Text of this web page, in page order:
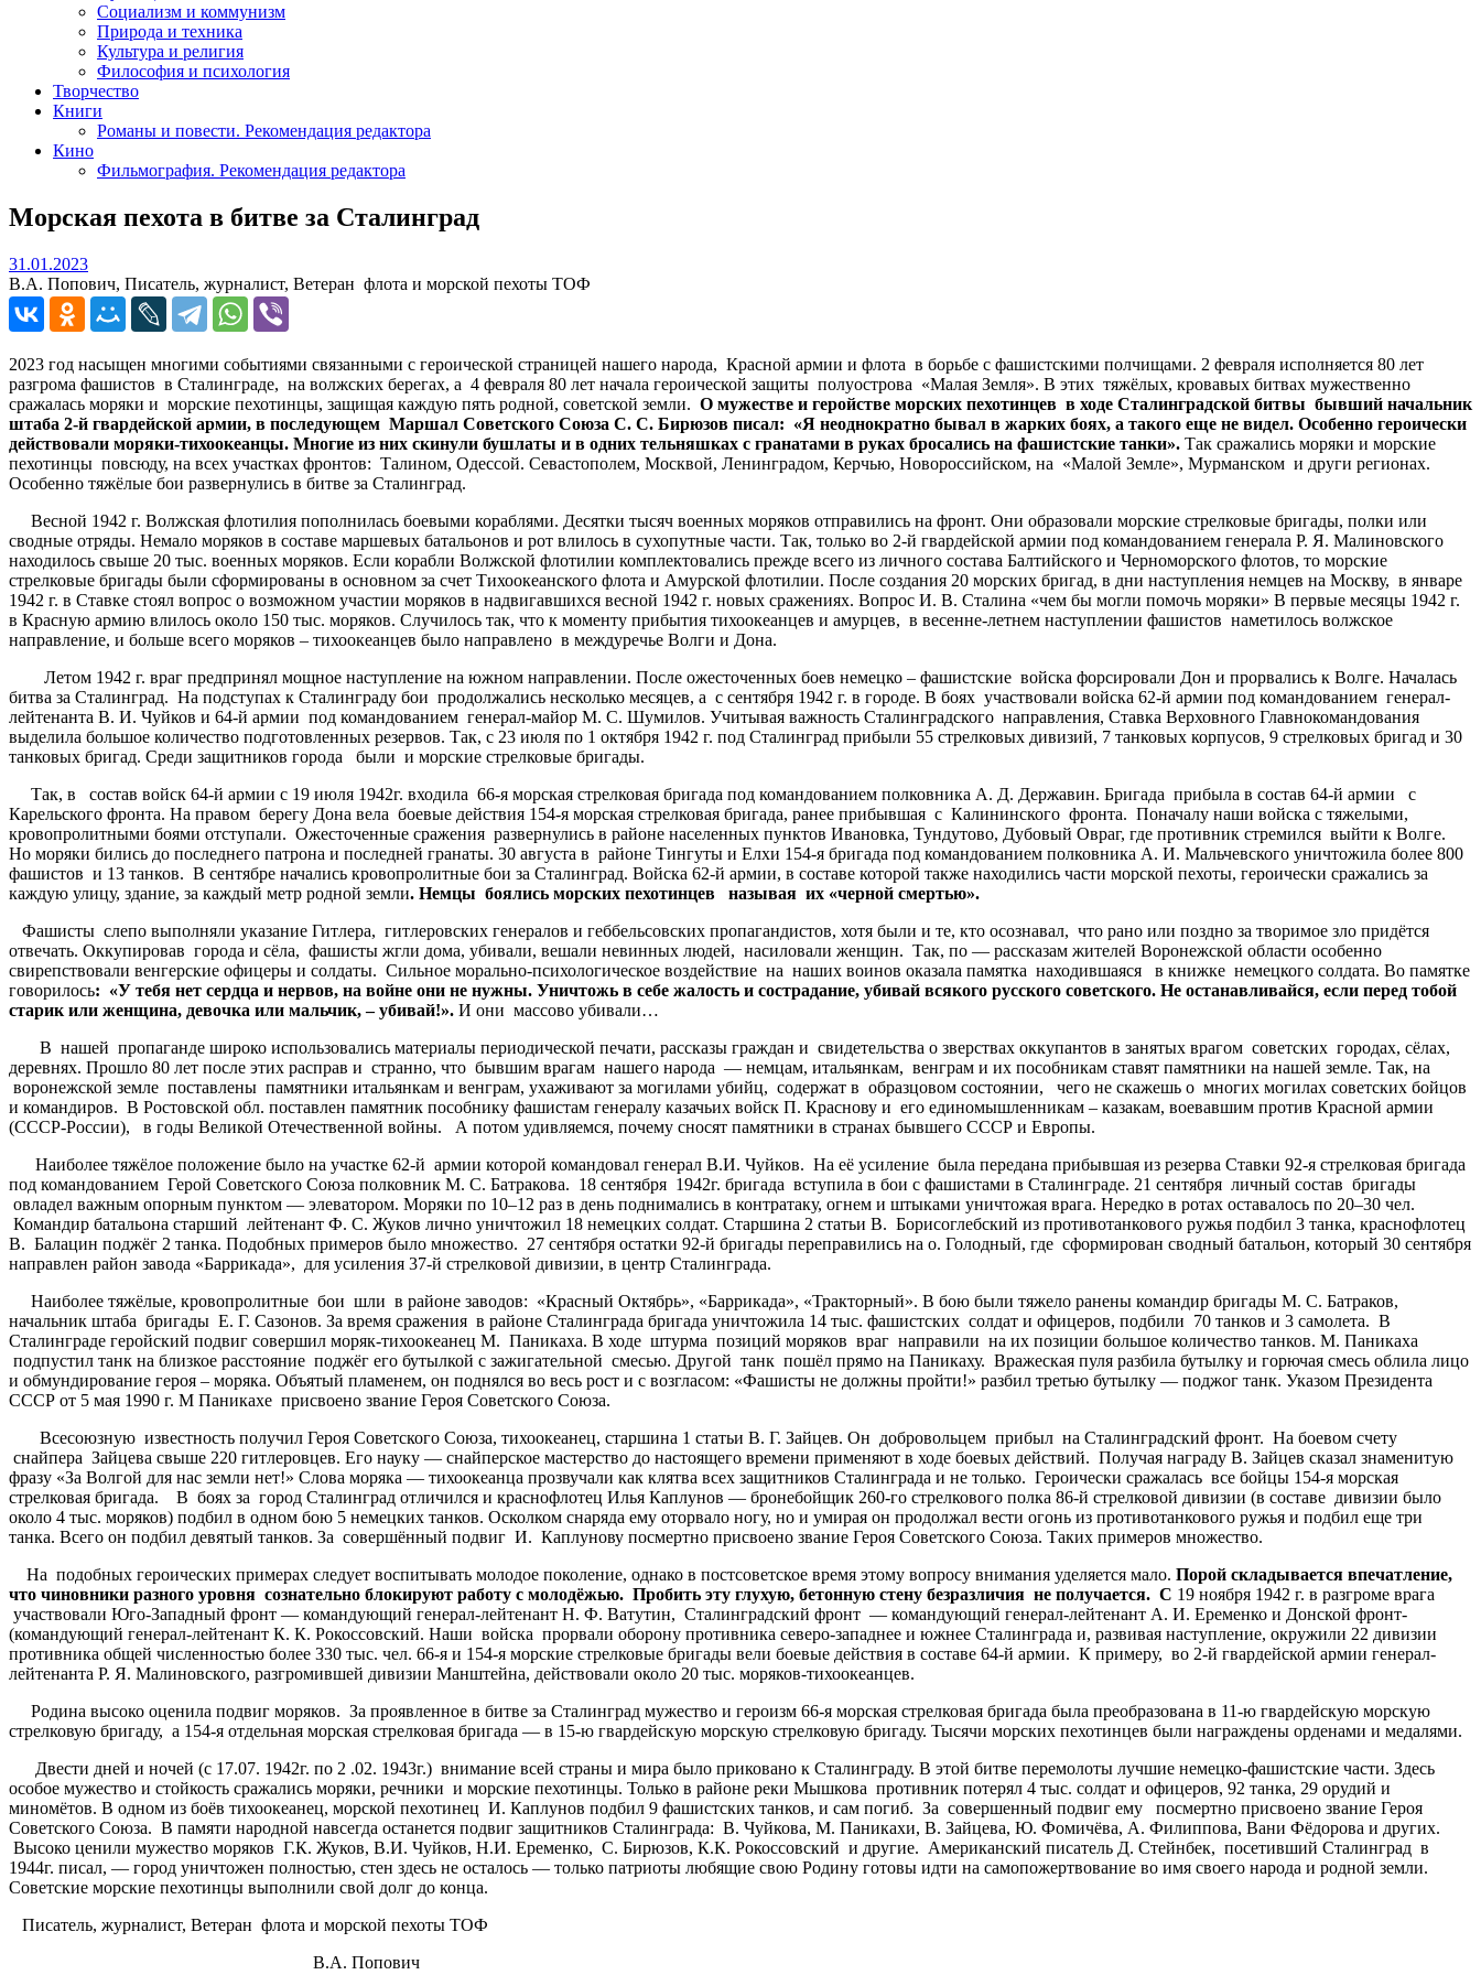
Социализм и коммунизм
Природа и техника
Культура и религия
Философия и психология
Творчество
Книги
Романы и повести. Рекомендация редактора
Кино
Фильмография. Рекомендация редактора
Морская пехота в битве за Сталинград
31.01.202331.01.2023
В.А. Попович, Писатель, журналист, Ветеран флота и морской пехоты ТОФ
2023 год насыщен многими событиями связанными с героической страницей нашего народа, Красной армии и флота в борьбе с фашистскими полчищами. 2 февраля исполняется 80 лет
разгрома фашистов в Сталинграде, на волжских берегах, а 4 февраля 80 лет начала героической защиты полуострова «Малая Земля». В этих тяжёлых, кровавых битвах мужественно
сражалась моряки и морские пехотинцы, защищая каждую пять родной, советской земли. О мужестве и геройстве морских пехотинцев в ходе Сталинградской битвы бывший начальник
штаба 2-й гвардейской армии, в последующем Маршал Советского Союза С. С. Бирюзов писал: «Я неоднократно бывал в жарких боях, а такого еще не видел. Особенно героически
действовали моряки-тихоокеанцы. Многие из них скинули бушлаты и в одних тельняшках с гранатами в руках бросались на фашистские танки». Так сражались моряки и морские
пехотинцы повсюду, на всех участках фронтов: Талином, Одессой. Севастополем, Москвой, Ленинградом, Керчью, Новороссийском, на «Малой Земле», Мурманском и други регионах.
Особенно тяжёлые бои развернулись в битве за Сталинград.
Весной 1942 г. Волжская флотилия пополнилась боевыми кораблями. Десятки тысяч военных моряков отправились на фронт. Они образовали морские стрелковые бригады, полки или
сводные отряды. Немало моряков в составе маршевых батальонов и рот влилось в сухопутные части. Так, только во 2-й гвардейской армии под командованием генерала Р. Я. Малиновского
находилось свыше 20 тыс. военных моряков. Если корабли Волжской флотилии комплектовались прежде всего из личного состава Балтийского и Черноморского флотов, то морские
стрелковые бригады были сформированы в основном за счет Тихоокеанского флота и Амурской флотилии. После создания 20 морских бригад, в дни наступления немцев на Москву, в январе
1942 г. в Ставке стоял вопрос о возможном участии моряков в надвигавшихся весной 1942 г. новых сражениях. Вопрос И. В. Сталина «чем бы могли помочь моряки» В первые месяцы 1942 г.
в Красную армию влилось около 150 тыс. моряков. Случилось так, что к моменту прибытия тихоокеанцев и амурцев, в весенне-летнем наступлении фашистов наметилось волжское
направление, и больше всего моряков – тихоокеанцев было направлено в междуречье Волги и Дона.
Летом 1942 г. враг предпринял мощное наступление на южном направлении. После ожесточенных боев немецко – фашистские войска форсировали Дон и прорвались к Волге. Началась
битва за Сталинград. На подступах к Сталинграду бои продолжались несколько месяцев, а с сентября 1942 г. в городе. В боях участвовали войска 62-й армии под командованием генерал-
лейтенанта В. И. Чуйков и 64-й армии под командованием генерал-майор М. С. Шумилов. Учитывая важность Сталинградского направления, Ставка Верховного Главнокомандования
выделила большое количество подготовленных резервов. Так, с 23 июля по 1 октября 1942 г. под Сталинград прибыли 55 стрелковых дивизий, 7 танковых корпусов, 9 стрелковых бригад и 30
танковых бригад. Среди защитников города были и морские стрелковые бригады.
Так, в состав войск 64-й армии с 19 июля 1942г. входила 66-я морская стрелковая бригада под командованием полковника А. Д. Державин. Бригада прибыла в состав 64-й армии с
Карельского фронта. На правом берегу Дона вела боевые действия 154-я морская стрелковая бригада, ранее прибывшая с Калининского фронта. Поначалу наши войска с тяжелыми,
кровопролитными боями отступали. Ожесточенные сражения развернулись в районе населенных пунктов Ивановка, Тундутово, Дубовый Овраг, где противник стремился выйти к Волге.
Но моряки бились до последнего патрона и последней гранаты. 30 августа в районе Тингуты и Елхи 154-я бригада под командованием полковника А. И. Мальчевского уничтожила более 800
фашистов и 13 танков. В сентябре начались кровопролитные бои за Сталинград. Войска 62-й армии, в составе которой также находились части морской пехоты, героически сражались за
каждую улицу, здание, за каждый метр родной земли. Немцы боялись морских пехотинцев называя их «черной смертью».
Фашисты слепо выполняли указание Гитлера, гитлеровских генералов и геббельсовских пропагандистов, хотя были и те, кто осознавал, что рано или поздно за творимое зло придётся
отвечать. Оккупировав города и сёла, фашисты жгли дома, убивали, вешали невинных людей, насиловали женщин. Так, по — рассказам жителей Воронежской области особенно
свирепствовали венгерские офицеры и солдаты. Сильное морально-психологическое воздействие на наших воинов оказала памятка находившаяся в книжке немецкого солдата. Во памятке
говорилось: «У тебя нет сердца и нервов, на войне они не нужны. Уничтожь в себе жалость и сострадание, убивай всякого русского советского. Не останавливайся, если перед тобой
старик или женщина, девочка или мальчик, – убивай!». И они массово убивали…
В нашей пропаганде широко использовались материалы периодической печати, рассказы граждан и свидетельства о зверствах оккупантов в занятых врагом советских городах, сёлах,
деревнях. Прошло 80 лет после этих расправ и странно, что бывшим врагам нашего народа — немцам, итальянкам, венграм и их пособникам ставят памятники на нашей земле. Так, на
воронежской земле поставлены памятники итальянкам и венграм, ухаживают за могилами убийц, содержат в образцовом состоянии, чего не скажешь о многих могилах советских бойцов
и командиров. В Ростовской обл. поставлен памятник пособнику фашистам генералу казачьих войск П. Краснову и его единомышленникам – казакам, воевавшим против Красной армии
(СССР-России), в годы Великой Отечественной войны. А потом удивляемся, почему сносят памятники в странах бывшего СССР и Европы.
Наиболее тяжёлое положение было на участке 62-й армии которой командовал генерал В.И. Чуйков. На её усиление была передана прибывшая из резерва Ставки 92-я стрелковая бригада
под командованием Герой Советского Союза полковник М. С. Батракова. 18 сентября 1942г. бригада вступила в бои с фашистами в Сталинграде. 21 сентября личный состав бригады
овладел важным опорным пунктом — элеватором. Моряки по 10–12 раз в день поднимались в контратаку, огнем и штыками уничтожая врага. Нередко в ротах оставалось по 20–30 чел.
Командир батальона старший лейтенант Ф. С. Жуков лично уничтожил 18 немецких солдат. Старшина 2 статьи В. Борисоглебский из противотанкового ружья подбил 3 танка, краснофлотец
В. Балацин поджёг 2 танка. Подобных примеров было множество. 27 сентября остатки 92-й бригады переправились на о. Голодный, где сформирован сводный батальон, который 30 сентября
направлен район завода «Баррикада», для усиления 37-й стрелковой дивизии, в центр Сталинграда.
Наиболее тяжёлые, кровопролитные бои шли в районе заводов: «Красный Октябрь», «Баррикада», «Тракторный». В бою были тяжело ранены командир бригады М. С. Батраков,
начальник штаба бригады Е. Г. Сазонов. За время сражения в районе Сталинграда бригада уничтожила 14 тыс. фашистских солдат и офицеров, подбили 70 танков и 3 самолета. В
Сталинграде геройский подвиг совершил моряк-тихоокеанец М. Паникаха. В ходе штурма позиций моряков враг направили на их позиции большое количество танков. М. Паникаха
подпустил танк на близкое расстояние поджёг его бутылкой с зажигательной смесью. Другой танк пошёл прямо на Паникаху. Вражеская пуля разбила бутылку и горючая смесь облила лицо
и обмундирование героя – моряка. Объятый пламенем, он поднялся во весь рост и с возгласом: «Фашисты не должны пройти!» разбил третью бутылку — поджог танк. Указом Президента
СССР от 5 мая 1990 г. М Паникахе присвоено звание Героя Советского Союза.
Всесоюзную известность получил Героя Советского Союза, тихоокеанец, старшина 1 статьи В. Г. Зайцев. Он добровольцем прибыл на Сталинградский фронт. На боевом счету
снайпера Зайцева свыше 220 гитлеровцев. Его науку — снайперское мастерство до настоящего времени применяют в ходе боевых действий. Получая награду В. Зайцев сказал знаменитую
фразу «За Волгой для нас земли нет!» Слова моряка — тихоокеанца прозвучали как клятва всех защитников Сталинграда и не только. Героически сражалась все бойцы 154-я морская
стрелковая бригада. В боях за город Сталинград отличился и краснофлотец Илья Каплунов — бронебойщик 260-го стрелкового полка 86-й стрелковой дивизии (в составе дивизии было
около 4 тыс. моряков) подбил в одном бою 5 немецких танков. Осколком снаряда ему оторвало ногу, но и умирая он продолжал вести огонь из противотанкового ружья и подбил еще три
танка. Всего он подбил девятый танков. За совершённый подвиг И. Каплунову посмертно присвоено звание Героя Советского Союза. Таких примеров множество.
На подобных героических примерах следует воспитывать молодое поколение, однако в постсоветское время этому вопросу внимания уделяется мало. Порой складывается впечатление,
что чиновники разного уровня сознательно блокируют работу с молодёжью. Пробить эту глухую, бетонную стену безразличия не получается. С 19 ноября 1942 г. в разгроме врага
участвовали Юго-Западный фронт — командующий генерал-лейтенант Н. Ф. Ватутин, Сталинградский фронт — командующий генерал-лейтенант А. И. Еременко и Донской фронт-
(командующий генерал-лейтенант К. К. Рокоссовский. Наши войска прорвали оборону противника северо-западнее и южнее Сталинграда и, развивая наступление, окружили 22 дивизии
противника общей численностью более 330 тыс. чел. 66-я и 154-я морские стрелковые бригады вели боевые действия в составе 64-й армии. К примеру, во 2-й гвардейской армии генерал-
лейтенанта Р. Я. Малиновского, разгромившей дивизии Манштейна, действовали около 20 тыс. моряков-тихоокеанцев.
Родина высоко оценила подвиг моряков. За проявленное в битве за Сталинград мужество и героизм 66-я морская стрелковая бригада была преобразована в 11-ю гвардейскую морскую
стрелковую бригаду, а 154-я отдельная морская стрелковая бригада — в 15-ю гвардейскую морскую стрелковую бригаду. Тысячи морских пехотинцев были награждены орденами и медалями.
Двести дней и ночей (с 17.07. 1942г. по 2 .02. 1943г.) внимание всей страны и мира было приковано к Сталинграду. В этой битве перемолоты лучшие немецко-фашистские части. Здесь
особое мужество и стойкость сражались моряки, речники и морские пехотинцы. Только в районе реки Мышкова противник потерял 4 тыс. солдат и офицеров, 92 танка, 29 орудий и
миномётов. В одном из боёв тихоокеанец, морской пехотинец И. Каплунов подбил 9 фашистских танков, и сам погиб. За совершенный подвиг ему посмертно присвоено звание Героя
Советского Союза. В памяти народной навсегда останется подвиг защитников Сталинграда: В. Чуйкова, М. Паникахи, В. Зайцева, Ю. Фомичёва, А. Филиппова, Вани Фёдорова и других.
Высоко ценили мужество моряков Г.К. Жуков, В.И. Чуйков, Н.И. Еременко, С. Бирюзов, К.К. Рокоссовский и другие. Американский писатель Д. Стейнбек, посетивший Сталинград в
1944г. писал, — город уничтожен полностью, стен здесь не осталось — только патриоты любящие свою Родину готовы идти на самопожертвование во имя своего народа и родной земли.
Советские морские пехотинцы выполнили свой долг до конца.
Писатель, журналист, Ветеран флота и морской пехоты ТОФ
В.А. Попович